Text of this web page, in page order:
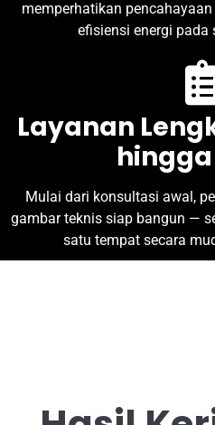
memperhatikan
efisiensi energi pada
Layanan
Mulai dari konsultasi awal,
gambar teknis siap bangun —
satu tempat secara